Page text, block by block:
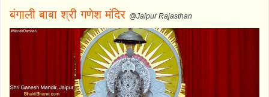
बंगाली बाबा श्री गणेश मंदिर @Jaipur Rajasthan